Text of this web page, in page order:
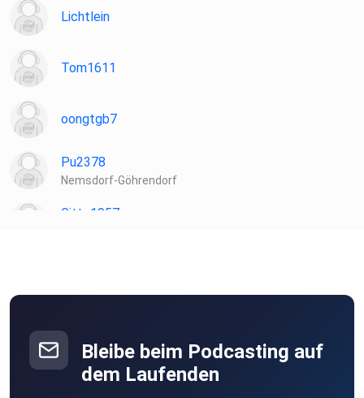
Lichtlein
Tom1611
oongtgb7
Pu2378
Nemsdorf-Göhrendorf
Gitte1957
Frankfurt am Main
Patipta
Laudenbach
Bleibe beim Podcasting auf
dem Laufenden